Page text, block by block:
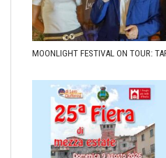
MOONLIGHT FESTIVAL ON TOUR: